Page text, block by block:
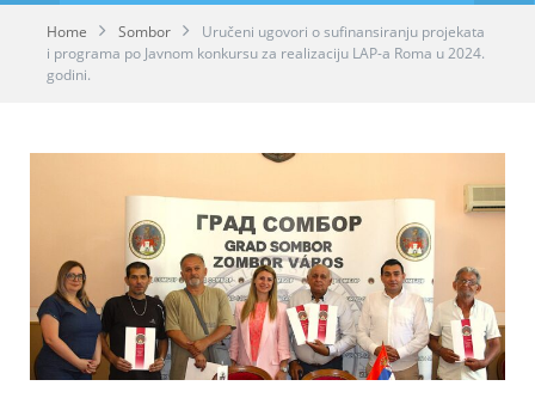
Home Sombor
Uručeni ugovori o sufinansiranju projekata
i programa po Javnom konkursu za realizaciju LAP-a Roma u 2024.
godini.